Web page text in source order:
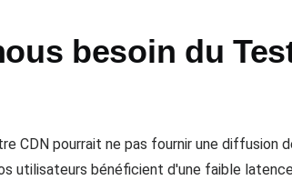
besoin du
CDN pourrait ne pas fournir une
utilisateurs bénéficient d'une faible